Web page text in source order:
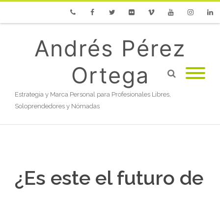
Andrés Pérez
Ortega
Estrategia y Marca Personal para Profesionales Libres,
Soloprendedores y Nómadas
¿Es este el futuro de